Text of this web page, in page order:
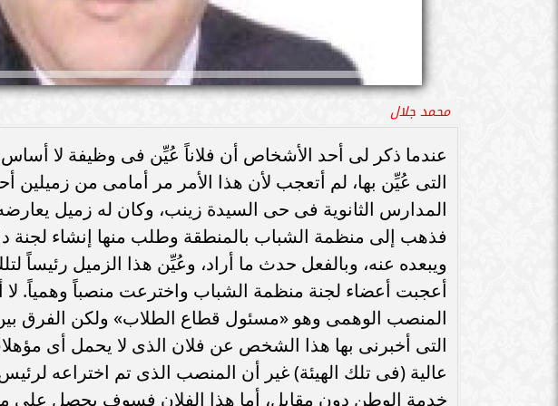
محمد جلال
عندما ذكر لى أحد الأشخاص أن فلاناً عُيِّن فى وظيفة لا أساس
التى عُيِّن بها، لم أتعجب لأن هذا الأمر مر أمامى من زميلين
المدارس الثانوية فى حى السيدة زينب، وكان له زميل
فذهب إلى منظمة الشباب بالمنطقة وطلب منها إنشاء لجنة
ويبعده عنه، وبالفعل حدث ما أراد، وعُيِّن هذا الزميل رئيساً
أعجبت أعضاء لجنة منظمة الشباب واخترعت منصباً وهمياً. لا
المنصب الوهمى وهو «مسئول قطاع الطلاب» ولكن الفرق
التى أخبرنى بها هذا الشخص عن فلان الذى لا يحمل أى
عالية (فى تلك الهيئة) غير أن المنصب الذى تم اختراعه
خدمة الوطن دون مقابل، أما هذا الفلان فسوف يحصل على